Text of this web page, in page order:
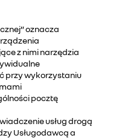
oznacza
z nimi narzędzia
przy wykorzystaniu
pocztę
usług drogą
Usługodawcą a